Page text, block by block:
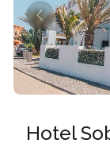
Hotel